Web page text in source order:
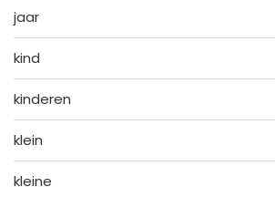
jaar
kind
kinderen
klein
kleine